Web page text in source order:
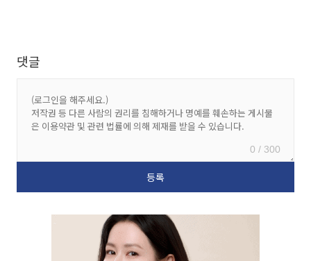
댓글
0 / 300